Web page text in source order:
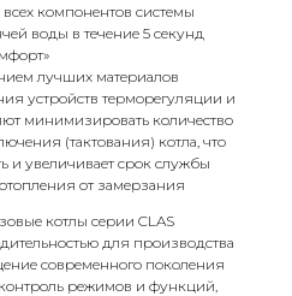
компонентов системы
воды в течение 5 секунд
лучших материалов
устройств терморегуляции и
минимизировать количество
(тактования) котла, что
и увеличивает срок службы
от замерзания
котлы серии CLAS
для производства
современного поколения
режимов и функций,
шоссе,